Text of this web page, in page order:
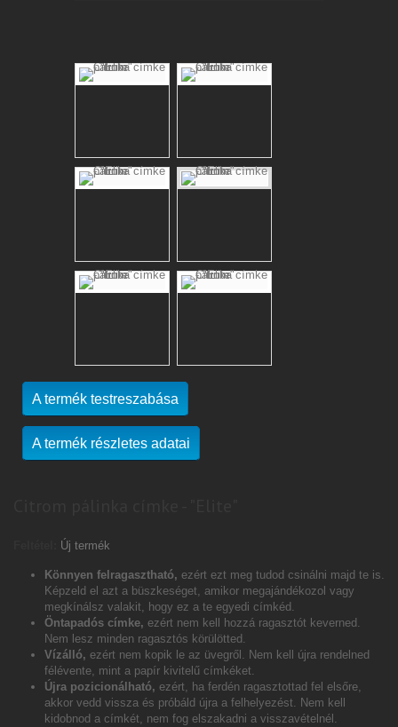
A termék testreszabása
A termék részletes adatai
Új termék
Könnyen felragasztható, ezért ezt meg tudod csinálni majd te is.
Képzeld el azt a büszkeséget, amikor megajándékozol vagy
megkínálsz valakit, hogy ez a te egyedi címkéd.
Öntapadós címke, ezért nem kell hozzá ragasztót keverned.
Nem lesz minden ragasztós körülötted.
Vízálló, ezért nem kopik le az üvegről. Nem kell újra rendelned
félévente, mint a papír kivitelű címkéket.
Újra pozicionálható, ezért, ha ferdén ragasztottad fel elsőre,
akkor vedd vissza és próbáld újra a felhelyezést. Nem kell
kidobnod a címkét, nem fog elszakadni a visszavételnél.